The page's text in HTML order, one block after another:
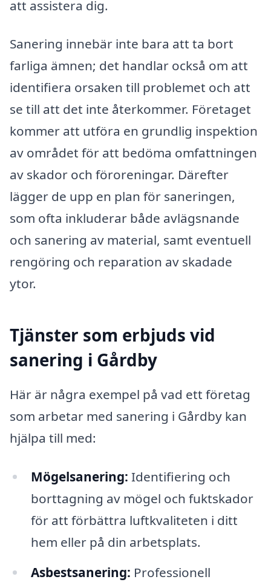
att assistera dig.
Sanering innebär inte bara att ta bort
farliga ämnen; det handlar också om att
identifiera orsaken till problemet och att
se till att det inte återkommer. Företaget
kommer att utföra en grundlig inspektion
av området för att bedöma omfattningen
av skador och föroreningar. Därefter
lägger de upp en plan för saneringen,
som ofta inkluderar både avlägsnande
och sanering av material, samt eventuell
rengöring och reparation av skadade
ytor.
Tjänster som erbjuds vid
sanering i Gårdby
Här är några exempel på vad ett företag
som arbetar med sanering i Gårdby kan
hjälpa till med:
Mögelsanering: Identifiering och
borttagning av mögel och fuktskador
för att förbättra luftkvaliteten i ditt
hem eller på din arbetsplats.
Asbestsanering: Professionell